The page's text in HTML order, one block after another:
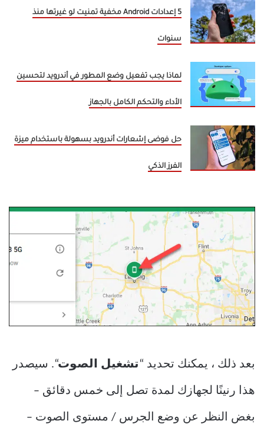
5 إعدادات Android مخفية تمنيت لو غيرتها منذ
سنوات
لماذا يجب تفعيل وضع المطور في أندرويد لتحسين
الأداء والتحكم الكامل بالجهاز
حل فوضى إشعارات أندرويد بسهولة باستخدام ميزة
الفرز الذكي
بعد ذلك ، يمكنك تحديد “ تشغيل الصوت“. سيصدر
هذا رنينًا لجهازك لمدة تصل إلى خمس دقائق –
بغض النظر عن وضع الجرس / مستوى الصوت –